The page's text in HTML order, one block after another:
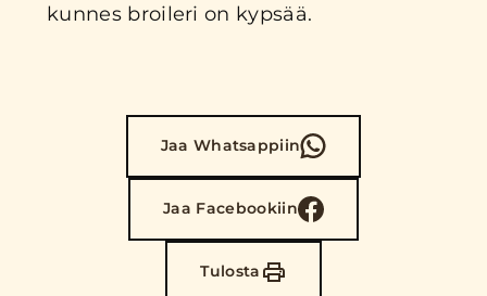
kunnes broileri on kypsää.
Jaa Whatsappiin
Jaa Facebookiin
Tulosta